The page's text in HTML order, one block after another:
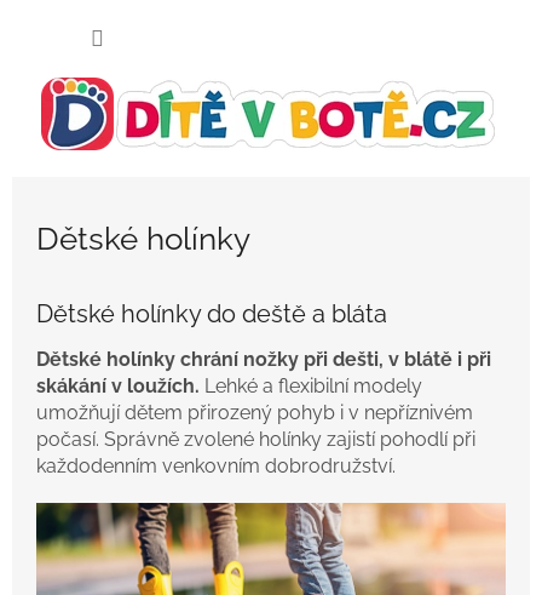
Dětské holínky
Dětské holínky do deště a bláta
Dětské holínky chrání nožky při dešti, v blátě i při
skákání v loužích. Lehké a flexibilní modely
umožňují dětem přirozený pohyb i v nepříznivém
počasí. Správně zvolené holínky zajistí pohodlí při
každodenním venkovním dobrodružství.